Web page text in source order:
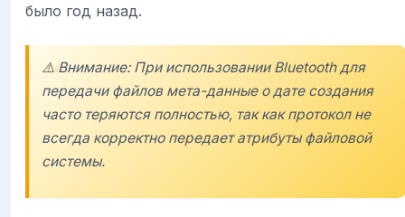
было год назад.
⚠️ Внимание: При использовании Bluetooth для
передачи файлов мета-данные о дате создания
часто теряются полностью, так как протокол не
всегда корректно передает атрибуты файловой
системы.